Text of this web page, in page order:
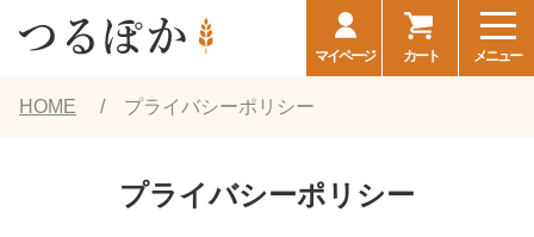
マイページ カート メニュー
HOME プライバシーポリシー
プライバシーポリシー